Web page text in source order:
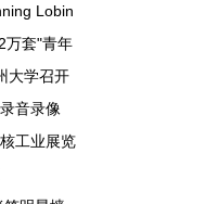
Lobin
万套"青年
大学召开
音录像
工业展览